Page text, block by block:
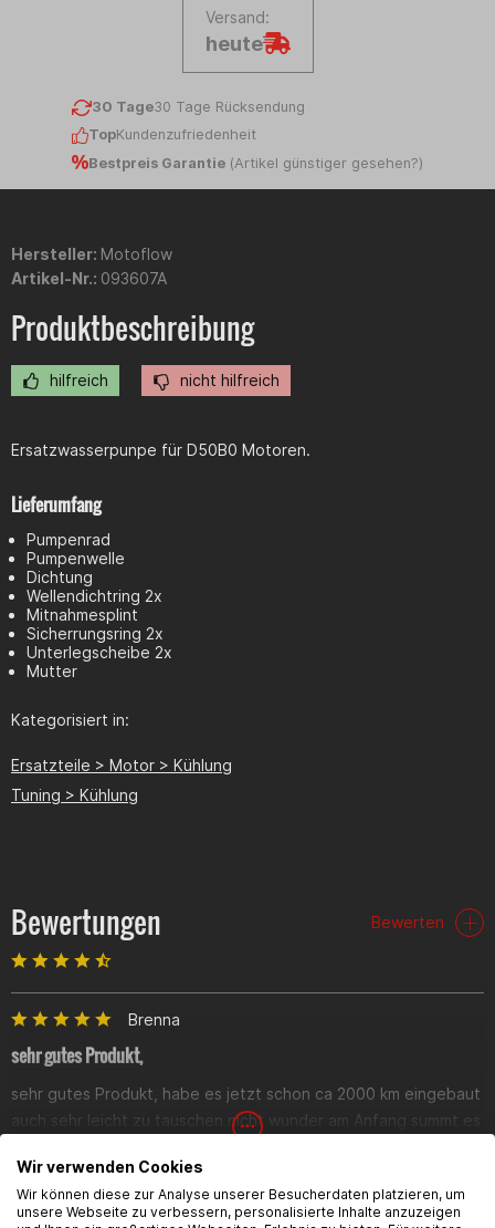
Versand:
heute
30 Tage30 Tage Rücksendung
TopKundenzufriedenheit
Bestpreis Garantie (Artikel günstiger gesehen?)
Hersteller: Motoflow
Artikel-Nr.: 093607A
Produktbeschreibung
hilfreich nicht hilfreich
Ersatzwasserpunpe für D50B0 Motoren.
Lieferumfang
Pumpenrad
Pumpenwelle
Dichtung
Wellendichtring 2x
Mitnahmesplint
Sicherrungsring 2x
Unterlegscheibe 2x
Mutter
Kategorisiert in:
Ersatzteile > Motor > Kühlung
Tuning > Kühlung
Bewertungen Bewerten
Brenna
sehr gutes Produkt,
sehr gutes Produkt, habe es jetzt schon ca 2000 km eingebaut
auch sehr leicht zu tauschen nicht wunder am Anfang summt es
summen weg (eingefahren) nicht vergessen das Kühlsystem
danach zu entlüften ansotzen wird das moped nach 1 km sehr
Wir verwenden Cookies
Wir können diese zur Analyse unserer Besucherdaten platzieren, um
unsere Webseite zu verbessern, personalisierte Inhalte anzuzeigen